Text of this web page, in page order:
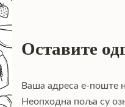
Оставите
Ваша адреса е-поште
Неопходна поља су